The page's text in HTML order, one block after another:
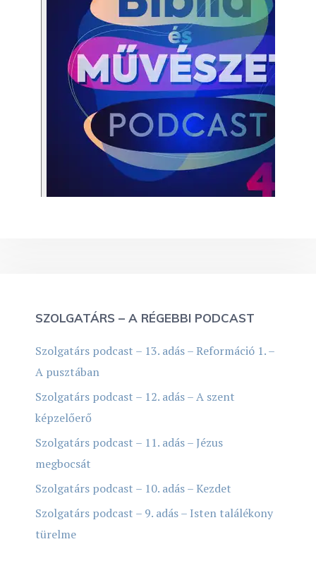
SZOLGATÁRS – A RÉGEBBI PODCAST
Szolgatárs podcast – 13. adás – Reformáció 1. –
A pusztában
Szolgatárs podcast – 12. adás – A szent
képzelőerő
Szolgatárs podcast – 11. adás – Jézus
megbocsát
Szolgatárs podcast – 10. adás – Kezdet
Szolgatárs podcast – 9. adás – Isten találékony
türelme